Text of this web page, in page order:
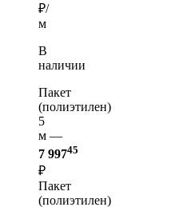
₽/
м
В
наличии
Пакет
(полиэтилен)
5
м —
7 99745
₽
Пакет
(полиэтилен)